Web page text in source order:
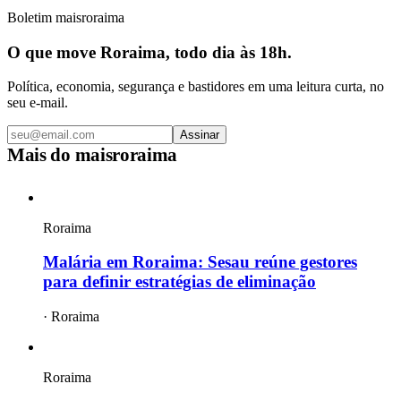
Boletim maisroraima
O que move Roraima, todo dia às 18h.
Política, economia, segurança e bastidores em uma leitura curta, no
seu e-mail.
Assinar
Mais do maisroraima
Roraima
Malária em Roraima: Sesau reúne gestores
para definir estratégias de eliminação
· Roraima
Roraima